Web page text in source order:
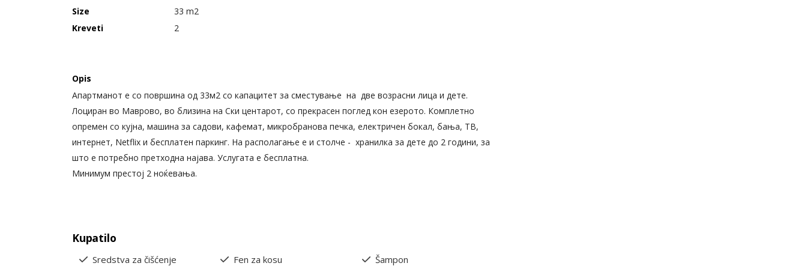
Size
33 m2
Kreveti
2
Opis
Апартманот е со површина од 33м2 со капацитет за сместување на две возрасни лица и дете.
Лоциран во Маврово, во близина на Ски центарот, со прекрасен поглед кон езерото. Комплетно
опремен со кујна, машина за садови, кафемат, микробранова печка, електричен бокал, бања, ТВ,
интернет, Netflix и бесплатен паркинг. На располагање е и столче - хранилка за дете до 2 години, за
што е потребно претходна најава. Услугата е бесплатна.
Минимум престој 2 ноќевања.
Kupatilo
Sredstva za čišćenje Fen za kosu Šampon